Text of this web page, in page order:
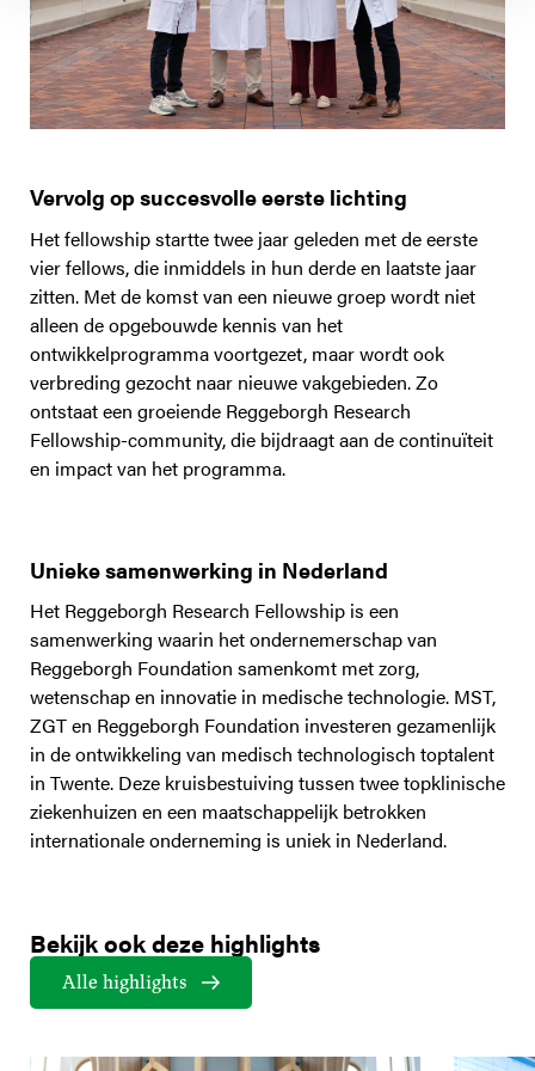
Vervolg op succesvolle eerste lichting
Het fellowship startte twee jaar geleden met de eerste
vier fellows, die inmiddels in hun derde en laatste jaar
zitten. Met de komst van een nieuwe groep wordt niet
alleen de opgebouwde kennis van het
ontwikkelprogramma voortgezet, maar wordt ook
verbreding gezocht naar nieuwe vakgebieden. Zo
ontstaat een groeiende Reggeborgh Research
Fellowship-community, die bijdraagt aan de continuïteit
en impact van het programma.
Unieke samenwerking in Nederland
Het Reggeborgh Research Fellowship is een
samenwerking waarin het ondernemerschap van
Reggeborgh Foundation samenkomt met zorg,
wetenschap en innovatie in medische technologie. MST,
ZGT en Reggeborgh Foundation investeren gezamenlijk
in de ontwikkeling van medisch technologisch toptalent
in Twente. Deze kruisbestuiving tussen twee topklinische
ziekenhuizen en een maatschappelijk betrokken
internationale onderneming is uniek in Nederland.
Bekijk ook deze highlights
Alle highlights